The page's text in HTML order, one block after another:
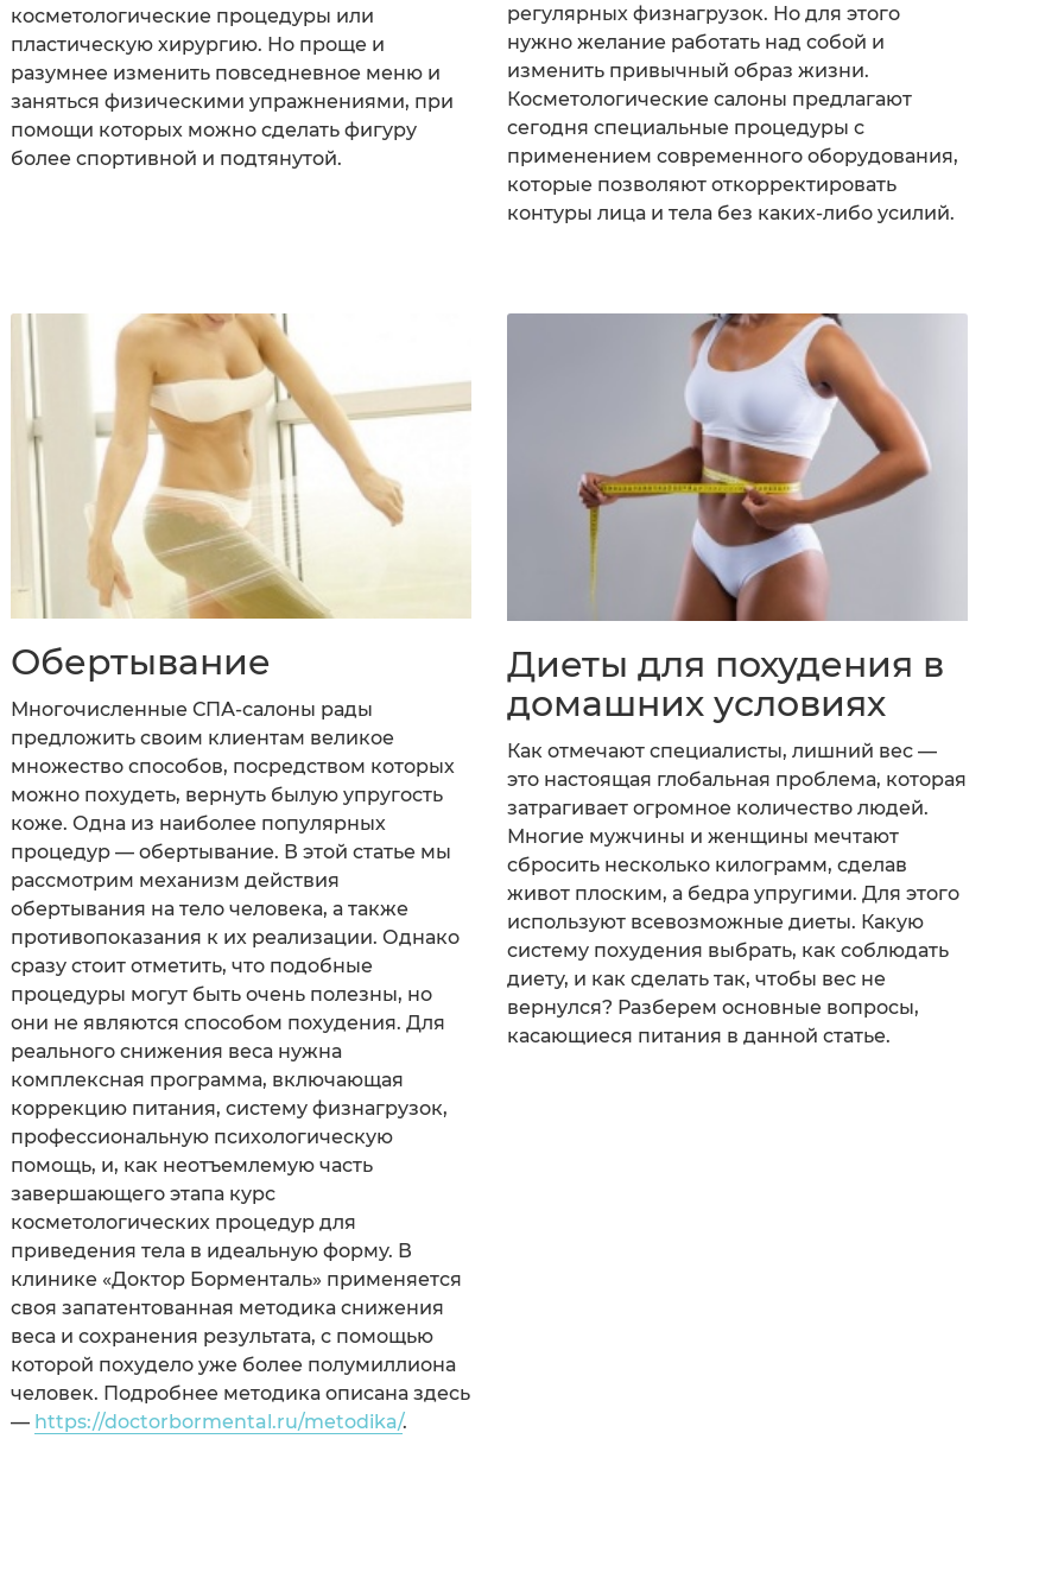
косметологические процедуры или
пластическую хирургию. Но проще и
разумнее изменить повседневное меню и
заняться физическими упражнениями, при
помощи которых можно сделать фигуру
более спортивной и подтянутой.
регулярных физнагрузок. Но для этого
нужно желание работать над собой и
изменить привычный образ жизни.
Косметологические салоны предлагают
сегодня специальные процедуры с
применением современного оборудования,
которые позволяют откорректировать
контуры лица и тела без каких-либо усилий.
Обертывание
Многочисленные СПА-салоны рады
предложить своим клиентам великое
множество способов, посредством которых
можно похудеть, вернуть былую упругость
коже. Одна из наиболее популярных
процедур — обертывание. В этой статье мы
рассмотрим механизм действия
обертывания на тело человека, а также
противопоказания к их реализации. Однако
сразу стоит отметить, что подобные
процедуры могут быть очень полезны, но
они не являются способом похудения. Для
реального снижения веса нужна
комплексная программа, включающая
коррекцию питания, систему физнагрузок,
профессиональную психологическую
помощь, и, как неотъемлемую часть
завершающего этапа курс
косметологических процедур для
приведения тела в идеальную форму. В
клинике «Доктор Борменталь» применяется
своя запатентованная методика снижения
веса и сохранения результата, с помощью
которой похудело уже более полумиллиона
человек. Подробнее методика описана здесь
— https://doctorbormental.ru/metodika/.
Диеты для похудения в
домашних условиях
Как отмечают специалисты, лишний вес —
это настоящая глобальная проблема, которая
затрагивает огромное количество людей.
Многие мужчины и женщины мечтают
сбросить несколько килограмм, сделав
живот плоским, а бедра упругими. Для этого
используют всевозможные диеты. Какую
систему похудения выбрать, как соблюдать
диету, и как сделать так, чтобы вес не
вернулся? Разберем основные вопросы,
касающиеся питания в данной статье.